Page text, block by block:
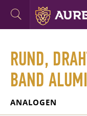
RUND,
BAND
ANALOGEN